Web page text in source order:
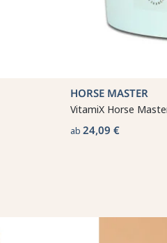
HORSE MASTER
VitamiX Horse
ab 24,09 €